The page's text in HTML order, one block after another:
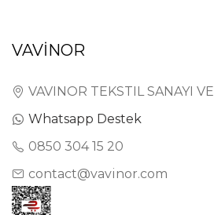
VAVİNOR
VAVINOR TEKSTIL SANAYI
Whatsapp Destek
0850 304 15 20
contact@vavinor.com